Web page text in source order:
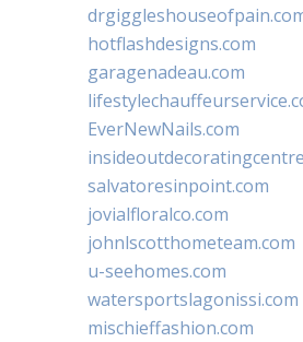
hotflashdesigns.com
garagenadeau.com
EverNewNails.com
salvatoresinpoint.com
jovialfloralco.com
johnlscotthometeam.com
u-seehomes.com
watersportslagonissi.com
mischieffashion.com